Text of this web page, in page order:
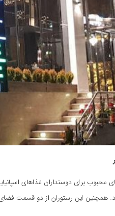
محبوب برای دوستداران غذاهای
همچنین این رستوران از دو قسمت